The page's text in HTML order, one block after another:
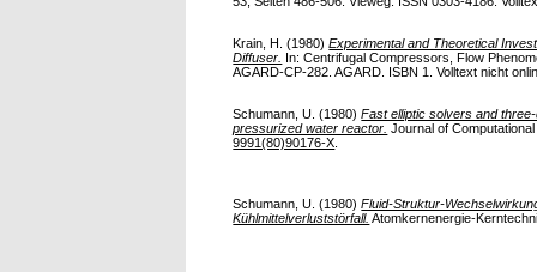
Krain, H. (1980)Experimental and Theoretical
Diffuser. In: Centrifugal Compressors, Flow
AGARD-CP-282. AGARD. ISBN 1. Volltext nicht
Schumann, U. (1980)Fast elliptic solvers and
pressurized water reactor. Journal of
9991(80)90176-X
Schumann, U. (1980)Fluid-Struktur-
Kühlmittelverluststörfall. Atomkernenergie-